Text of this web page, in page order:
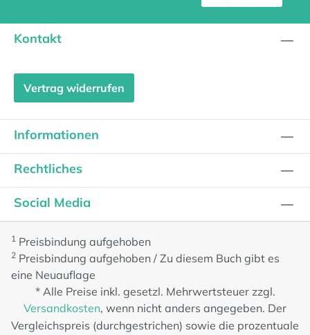
Kontakt
Vertrag widerrufen
Informationen
Rechtliches
Social Media
1 Preisbindung aufgehoben
2 Preisbindung aufgehoben / Zu diesem Buch gibt es
eine Neuauflage
* Alle Preise inkl. gesetzl. Mehrwertsteuer zzgl.
Versandkosten, wenn nicht anders angegeben. Der
Vergleichspreis (durchgestrichen) sowie die prozentuale